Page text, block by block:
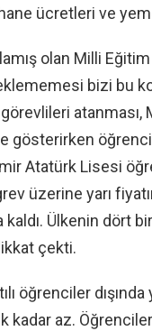
ücretleri ve
olan Milli
bizi bu
atanması,
gösterirken
Atatürk Lisesi
üzerine yarı
kaldı. Ülkenin dört
çekti.
öğrenciler
kadar az.